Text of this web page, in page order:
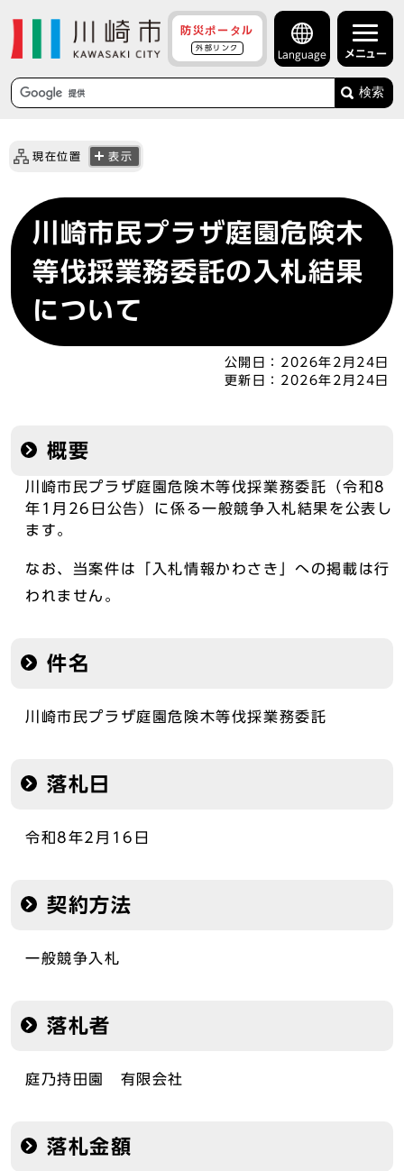
防災ポータル
外部リンク
Language メニュー
検索
現在位置 表示
川崎市民プラザ庭園危険木
等伐採業務委託の入札結果
について
公開日： 2026年2月24日
更新日： 2026年2月24日
概要
川崎市民プラザ庭園危険木等伐採業務委託（令和8
年1月26日公告）に係る一般競争入札結果を公表し
ます。
なお、当案件は「入札情報かわさき」への掲載は行
われません。
件名
川崎市民プラザ庭園危険木等伐採業務委託
落札日
令和8年2月16日
契約方法
一般競争入札
落札者
庭乃持田園 有限会社
落札金額